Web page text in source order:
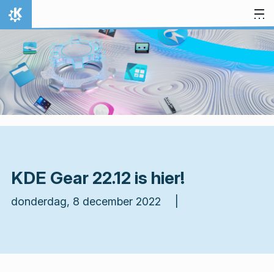
Spring naar inhoud
Thuis
KDE Gear 22.12 is hier!
donderdag, 8 december 2022 |